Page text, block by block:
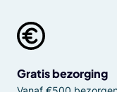
Gratis bezorging